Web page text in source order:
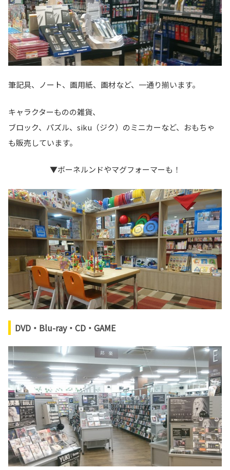
筆記具、ノート、画用紙、画材など、一通り揃います。
キャラクターものの雑貨、
ブロック、パズル、siku（ジク）のミニカーなど、おもちゃ
も販売しています。
▼ボーネルンドやマグフォーマーも！
DVD・Blu-ray・CD・GAME